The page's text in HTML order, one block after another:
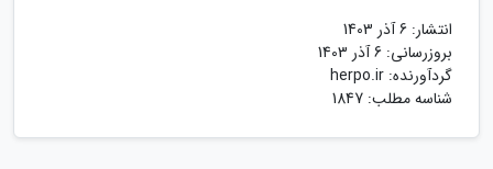
انتشار: 6 آذر 1403
بروزرسانی: 6 آذر 1403
گردآورنده: herpo.ir
شناسه مطلب: 1847